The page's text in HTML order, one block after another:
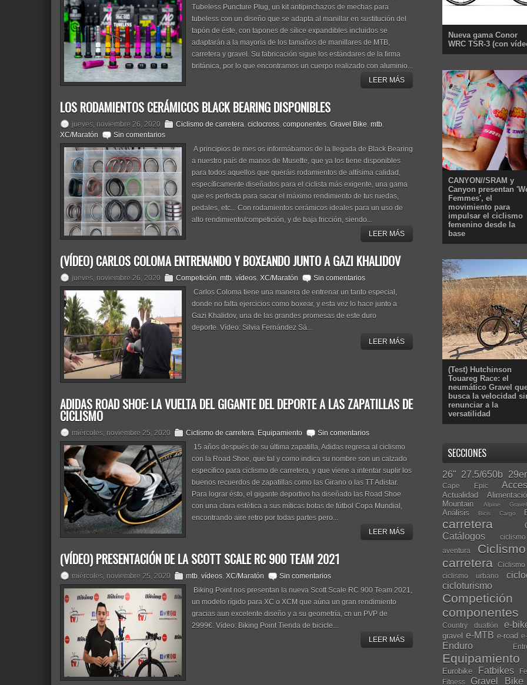
Tubeless Puncture Plug, un kit antipinchazos de mechas para
tubeless con un diseño que se adapta al manillar en sustitución del
tapón de éste, con tapones de sílice expandibles incluidos se
adaptarán a la mayoría de los tamaños de manillares de MTB,
carretera y gravel. Su fabricación sigue los estándares de la firma
británica, por lo que encontramos un cuerpo realizado con aluminio...
LEER MÁS
LOS RODAMIENTOS CERÁMICOS BLACK BEARING DISPONIBLES
jueves, noviembre 26, 2020 Ciclismo de carretera, ciclocross, componentes, Gravel Bike, mtb,
XC/Maratón
Sin comentarios
A principios de mes os informábamos de la llegada de Black Bearing
a nuestro país de manos de Musette, que ya los tiene disponibles
para todos aquellos que queráis rodamientos de altísima calidad,
específicamente diseñados para el ciclista más exigente, una gama
que es perfecta para sacar el máximo rendimiento de tus ruedas,
pedales, etc... Con rodamientos cerámicos ideales para un uso de
alto rendimiento/competición, y de baja fricción, siendo...
LEER MÁS
(VÍDEO) CARLOS COLOMA ENTRENANDO Y BOXEANDO JUNTO A GAZI KHALIDOV
jueves, noviembre 26, 2020 Competición, mtb, vídeos, XC/Maratón
Sin comentarios
Carlos Coloma tiene una manera de entrenar un tanto especial,
donde no falta ejercicios como boxear, y esta vez lo hace junto a
Gazi Khalidov, una de las grandes promesas de este duro
deporte. Vídeo: Silvia Fernández Sá...
LEER MÁS
ADIDAS ROAD SHOE: LA VUELTA DEL GIGANTE DEL DEPORTE A LAS ZAPATILLAS DE
CICLISMO
miércoles, noviembre 25, 2020 Ciclismo de carretera, Equipamiento
Sin comentarios
15 años después de su última zapatilla, Adidas regresa al ciclismo
con la Road Shoe, que tal y como indica su nombre son un calzado
específico para ciclismo de carretera, y que viene a intentar suplir los
buenos recuerdos de zapatillas como las Girano o las TT Adistar.
Para lograr ésto, el gigante deportivo ha diseñado las Road Shoe
con una clara estética a sus míticas botas de fútbol Copa Mundial,
encontrando aire retro por todas partes pero...
LEER MÁS
(VÍDEO) PRESENTACIÓN DE LA SCOTT SCALE RC 900 TEAM 2021
miércoles, noviembre 25, 2020 mtb, vídeos, XC/Maratón
Sin comentarios
Biking Point nos presentan la nueva Scott Scale RC 900 Team 2021,
un modelo rígido para XC o XCM que aúna un gran rendimiento
gracias aun excelente diseño y a su geometría, cn un PVP de
2999€. Vídeo: Biking Point Tienda de bicicle...
LEER MÁS
Nueva gama Conor
WRC TSR-3 (con
CANYON//SRAM y
Canyon presentan
Femmes', el
movimiento para
impulsar el ciclismo
femenino desde la
base
(Test) Hutchinson
Touareg Race: el
neumático Gravel
busca la velocidad
renunciar a la
versatilidad
SECCIONES
26" 27.5/650b 29er
Cape Epic
Actualidad
Mountain
Alpine
Análisis Bicis Cargo
carretera
Catálogos
aventura
carretera
Ciclismo
ciclismo urbano
cicloturismo
Competición
componentes
Country duatlón e-
gravel e-MTB e-road
Enduro
Equipamiento
Eurobike Fatbikes
Fitness
Gravel Bike